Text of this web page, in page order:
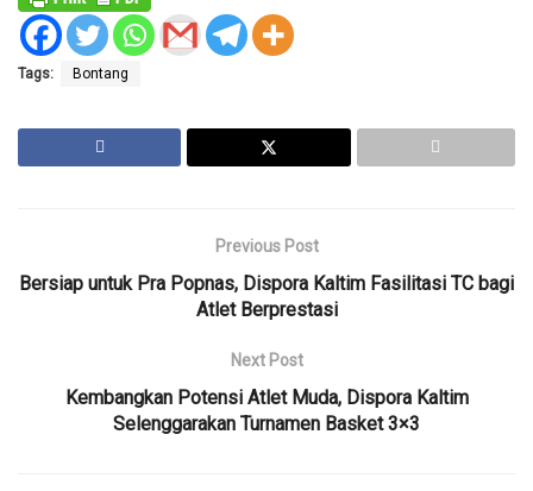
Tags: Bontang
Previous Post
Bersiap untuk Pra Popnas, Dispora Kaltim Fasilitasi TC bagi
Atlet Berprestasi
Next Post
Kembangkan Potensi Atlet Muda, Dispora Kaltim
Selenggarakan Turnamen Basket 3×3